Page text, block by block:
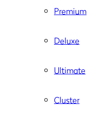
Premium
Deluxe
Ultimate
Cluster